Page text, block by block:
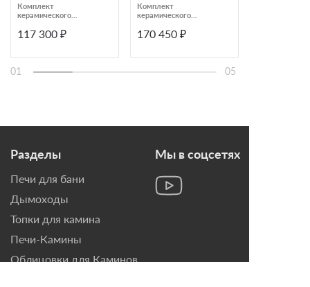
Комплект
керамического
диаметр 140 мм
117 300 ₽
Комплект
керамического
диаметр 200 мм
170 450 ₽
01 05
Разделы
Печи для бани
Дымоходы
Топки для камина
Печи-Камины
Облицовки для Каминов
Мы в соцсетях